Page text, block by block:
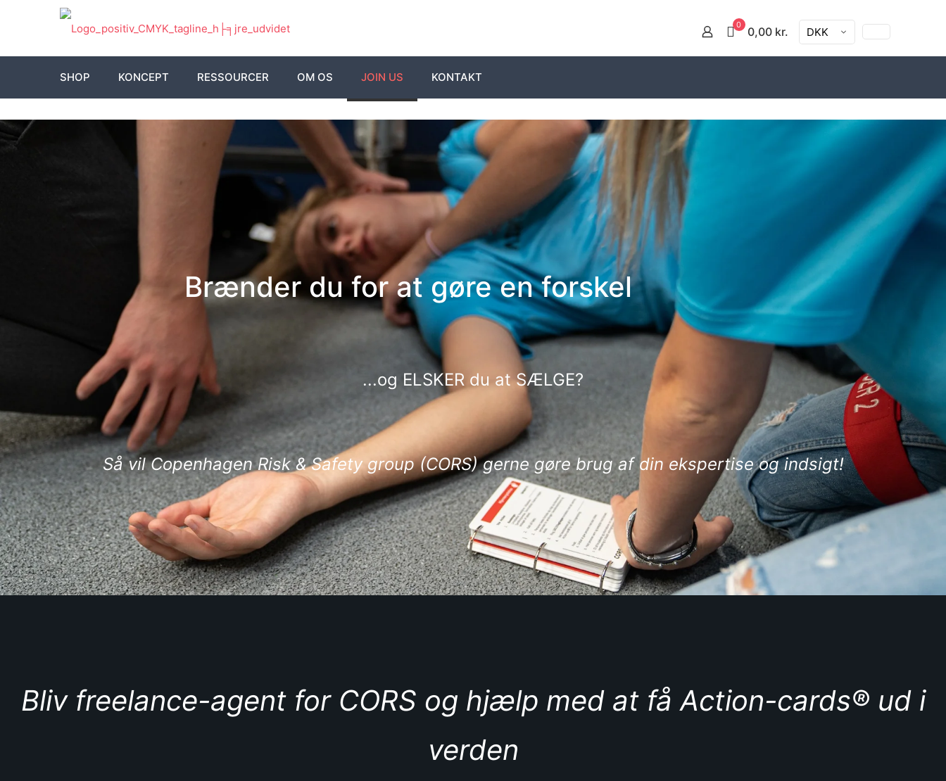
0 0,00 kr. DKK
SHOP KONCEPT RESSOURCER OM OS JOIN US KONTAKT
Brænder du for at gøre en forskel
...og ELSKER du at SÆLGE?
Så vil Copenhagen Risk & Safety group (CORS) gerne gøre brug af din ekspertise og indsigt!
Bliv freelance-agent for CORS og hjælp med at få Action-cards® ud i
verden